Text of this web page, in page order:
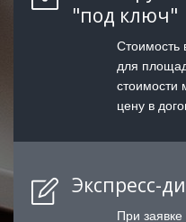
"под ключ"
Стоимость
для
стоимости
цену в
Экспресс-
При